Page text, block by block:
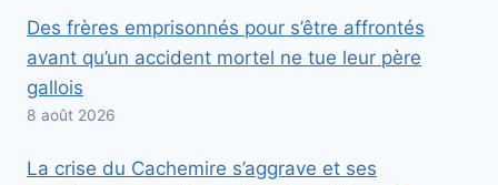
Des frères emprisonnés pour s’être affrontés
avant qu’un accident mortel ne tue leur père
gallois
8 août 2026
La crise du Cachemire s’aggrave et ses